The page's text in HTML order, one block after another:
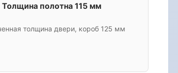
Толщина полотна 115 мм
толщина двери, короб 125 мм